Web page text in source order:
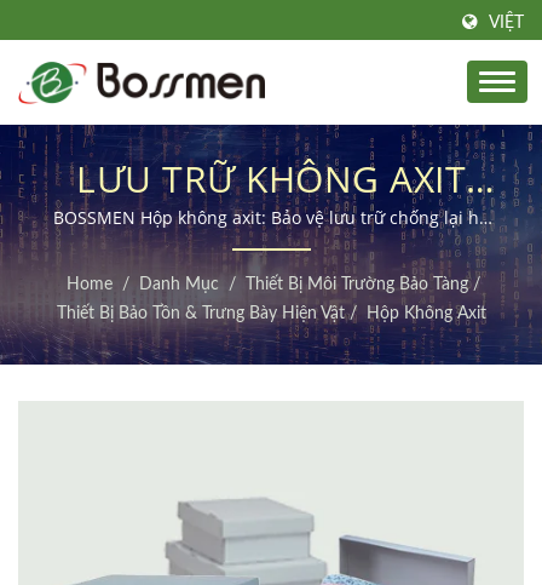
VIỆT
LƯU TRỮ KHÔNG AXIT
CAO CẤP CHO VIỆC BẢO
TỒN TÀI LIỆU & HIỆN VẬT
LÂU DÀI.
BOSSMEN Hộp không axit: Bảo vệ lưu trữ chống lại hư
hại do axit để bảo tồn các bộ sưu tập quý giá.
Home / Danh Mục / Thiết Bị Môi Trường Bảo Tàng /
Thiết Bị Bảo Tồn & Trưng Bày Hiện Vật / Hộp Không Axit